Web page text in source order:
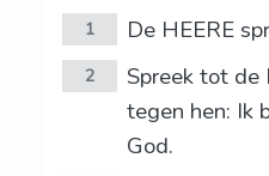
1 De HEERE
2
Spreek tot de
tegen hen: Ik
God.